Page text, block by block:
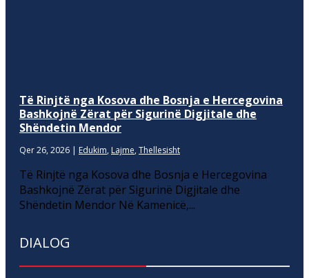
Të Rinjtë nga Kosova dhe Bosnja e Hercegovina
Bashkojnë Zërat për Sigurinë Digjitale dhe
Shëndetin Mendor
Qer 26, 2026 | Edukim, Lajme, Thellesisht
Të Rinjtë nga Kosova dhe Bosnja e Hercegovina
Bashkojnë Zërat për Sigurinë Digjitale dhe
Shëndetin Mendor Në Kamenicë,...
DIALOG